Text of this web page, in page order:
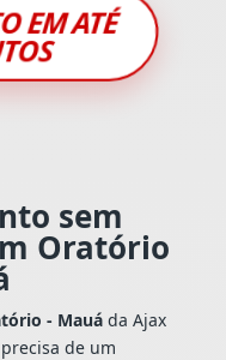
EM ATÉ
sem
Oratório
- Mauáda Ajax
de um